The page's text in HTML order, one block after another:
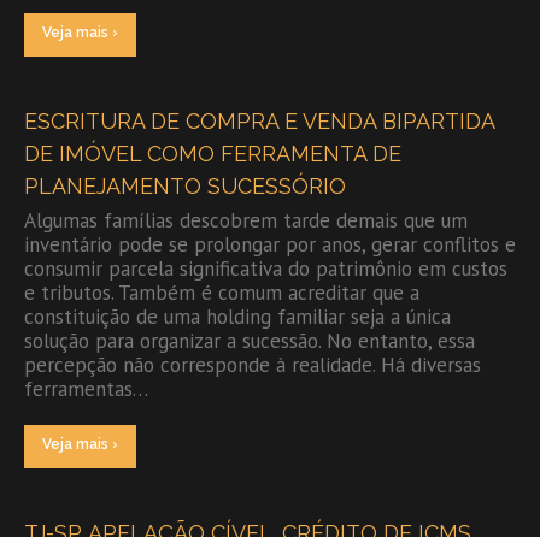
Veja mais ›
ESCRITURA DE COMPRA E VENDA BIPARTIDA
DE IMÓVEL COMO FERRAMENTA DE
PLANEJAMENTO SUCESSÓRIO
Algumas famílias descobrem tarde demais que um
inventário pode se prolongar por anos, gerar conflitos e
consumir parcela significativa do patrimônio em custos
e tributos. Também é comum acreditar que a
constituição de uma holding familiar seja a única
solução para organizar a sucessão. No entanto, essa
percepção não corresponde à realidade. Há diversas
ferramentas…
Veja mais ›